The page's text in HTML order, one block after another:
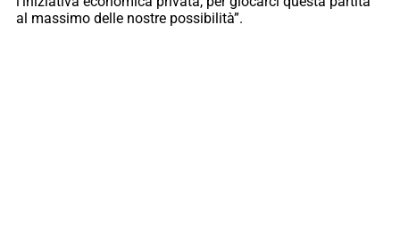
al massimo delle nostre possibilità”.